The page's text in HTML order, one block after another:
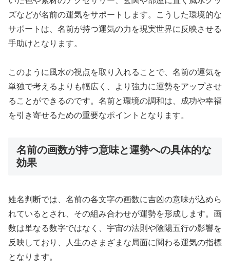
ズなどが名前の運気をサポートします。こうした環境的な
サポートは、名前が持つ運気の力を現実世界に反映させる
手助けとなります。
このように風水の視点を取り入れることで、名前の運気を
単独で考えるよりも幅広く、より強力に運勢をアップさせ
ることができるのです。名前と環境の調和は、成功や幸福
を引き寄せるための重要なポイントとなります。
名前の画数が持つ意味と運勢への具体的な
効果
姓名判断では、名前の各文字の画数に吉凶の意味が込めら
れているとされ、その組み合わせが運勢を形成します。画
数は単なる数字ではなく、宇宙の法則や陰陽五行の影響を
反映しており、人生のさまざまな局面に関わる運気の指標
となります。